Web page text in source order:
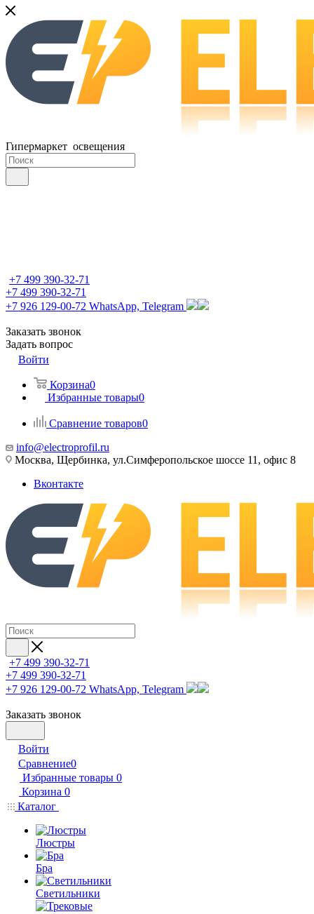
Гипермаркет освещения
+7 499 390-32-71
+7 499 390-32-71
+7 926 129-00-72 WhatsApp, Telegram
Заказать звонок
Задать вопрос
Войти
Корзина0
Избранные товары0
Сравнение товаров0
info@electroprofil.ru
Москва, Щербинка, ул.Симферопольское шоссе 11, офис 8
Вконтакте
+7 499 390-32-71
+7 499 390-32-71
+7 926 129-00-72 WhatsApp, Telegram
Заказать звонок
Войти
Сравнение0
Избранные товары 0
Корзина 0
Каталог
Люстры
Бра
Светильники